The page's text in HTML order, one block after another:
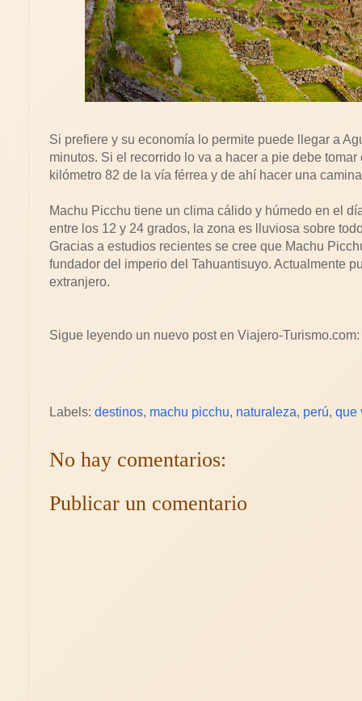
Si prefiere y su economía lo permite puede llegar a
minutos. Si el recorrido lo va a hacer a pie debe
kilómetro 82 de la vía férrea y de ahí hacer una
Machu Picchu tiene un clima cálido y húmedo en el
entre los 12 y 24 grados, la zona es lluviosa sobre
Gracias a estudios recientes se cree que Machu
fundador del imperio del Tahuantisuyo. Actualmente
extranjero.
Sigue leyendo un nuevo post en Viajero-Turismo.com:
Labels: destinos, machu picchu, naturaleza, perú, que
No hay comentarios:
Publicar un comentario